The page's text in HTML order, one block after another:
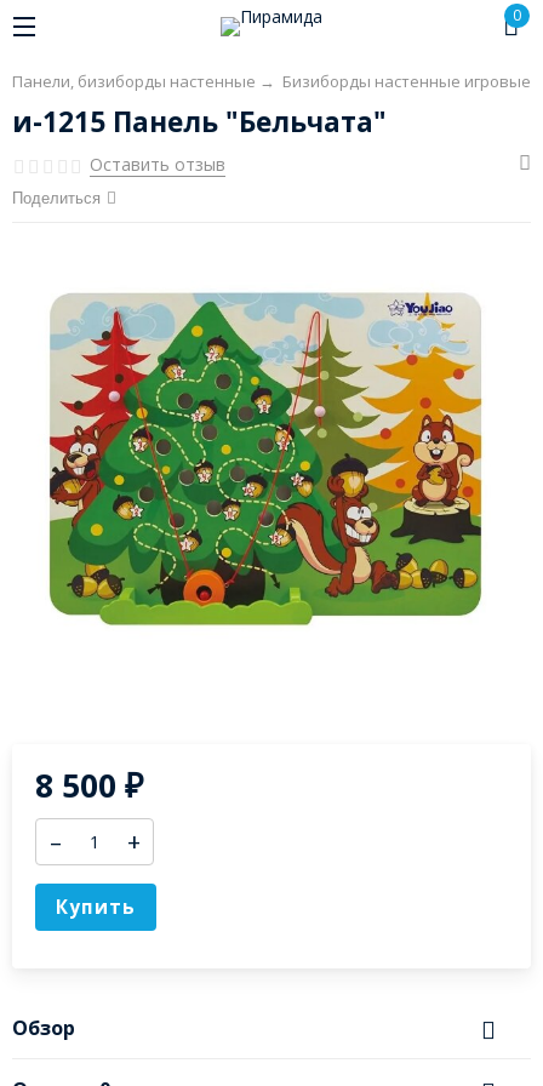
0
Панели, бизиборды настенные → Бизиборды настенные игровые
и-1215 Панель "Бельчата"
Оставить отзыв
Поделиться
8 500₽
– +
Купить
Обзор